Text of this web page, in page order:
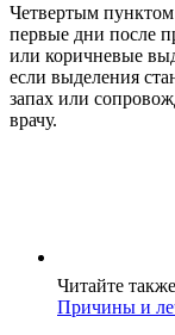
Четвертым пунктом
первые дни после
или коричневые
если выделения
запах или
врачу.
Читайте
Причины и